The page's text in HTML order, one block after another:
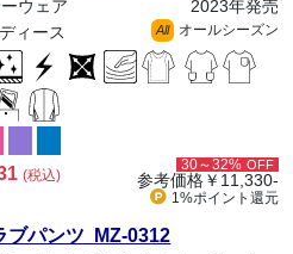
ーウェア
2023年発売
ィース
All オールシーズン
(税込)
30～32% OFF
参考価格￥11,330-
1%ポイント 還元
ブパンツ MZ-0312